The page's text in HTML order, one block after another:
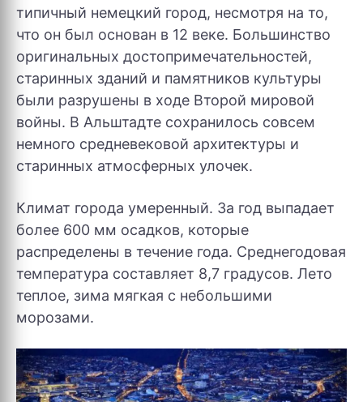
типичный немецкий город, несмотря на то,
что он был основан в 12 веке. Большинство
оригинальных достопримечательностей,
старинных зданий и памятников культуры
были разрушены в ходе Второй мировой
войны. В Альштадте сохранилось совсем
немного средневековой архитектуры и
старинных атмосферных улочек.
Климат города умеренный. За год выпадает
более 600 мм осадков, которые
распределены в течение года. Среднегодовая
температура составляет 8,7 градусов. Лето
теплое, зима мягкая с небольшими
морозами.